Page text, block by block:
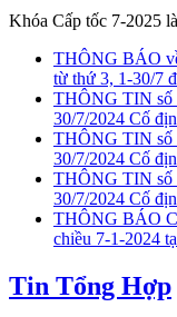
Khóa Cấp tốc 7-2025
THÔNG BÁO
từ thứ 3, 1-30/7
THÔNG TIN
30/7/2024 Cố
THÔNG TIN
30/7/2024 Cố
THÔNG TIN
30/7/2024 Cố
THÔNG BÁO
chiều 7-1-2024
Tin Tổng Hợp